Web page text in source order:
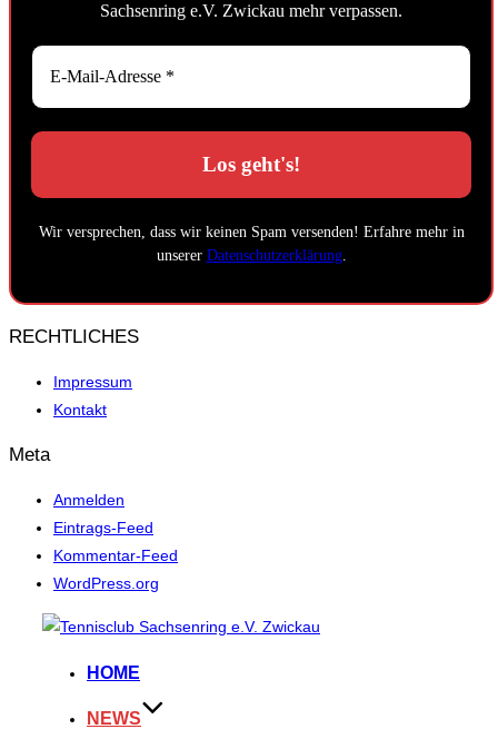
Sachsenring e.V. Zwickau mehr verpassen.
Wir versprechen, dass wir keinen Spam versenden! Erfahre mehr in
unserer Datenschutzerklärung.
RECHTLICHES
Impressum
Kontakt
Meta
Anmelden
Eintrags-Feed
Kommentar-Feed
WordPress.org
HOME
NEWS